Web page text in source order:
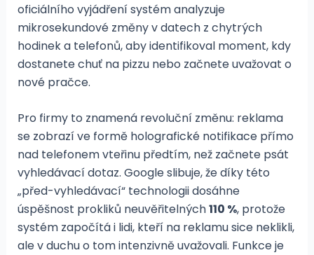
oficiálního vyjádření systém analyzuje
mikrosekundové změny v datech z chytrých
hodinek a telefonů, aby identifikoval moment, kdy
dostanete chuť na pizzu nebo začnete uvažovat o
nové pračce.
Pro firmy to znamená revoluční změnu: reklama
se zobrazí ve formě holografické notifikace přímo
nad telefonem vteřinu předtím, než začnete psát
vyhledávací dotaz. Google slibuje, že díky této
„před-vyhledávací“ technologii dosáhne
úspěšnost prokliků neuvěřitelných110 %, protože
systém započítá i lidi, kteří na reklamu sice neklikli,
ale v duchu o tom intenzivně uvažovali. Funkce je